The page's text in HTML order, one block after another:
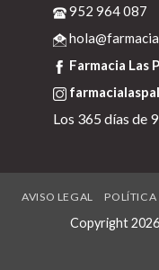
952 964 087
Farmacia Las
Los 365 días de
AVISO LEGAL POLÍTICA
Copyright